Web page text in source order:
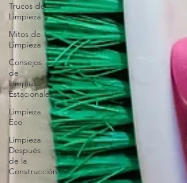
Trucos de
Limpieza
Mitos de
Limpieza
Consejos
de
Limpieza
Estacionales
Limpieza
Eco
Limpieza
Después
de la
Construcción